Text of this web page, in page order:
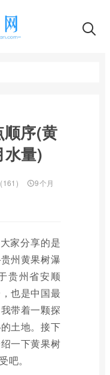
序(黄
水量)
(161)
9个月
家分享的是
州黄果树瀑
贵州省安顺
也是中国最
带着一颗探
土地。接下
一下黄果树
吧。